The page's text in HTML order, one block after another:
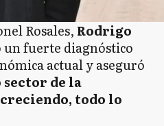
Rosales, Rodrigo
un fuerte diagnóstico
actual y aseguró
sector de la
todo lo